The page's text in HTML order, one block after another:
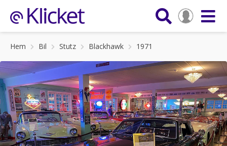
Hem Bil Stutz Blackhawk 1971